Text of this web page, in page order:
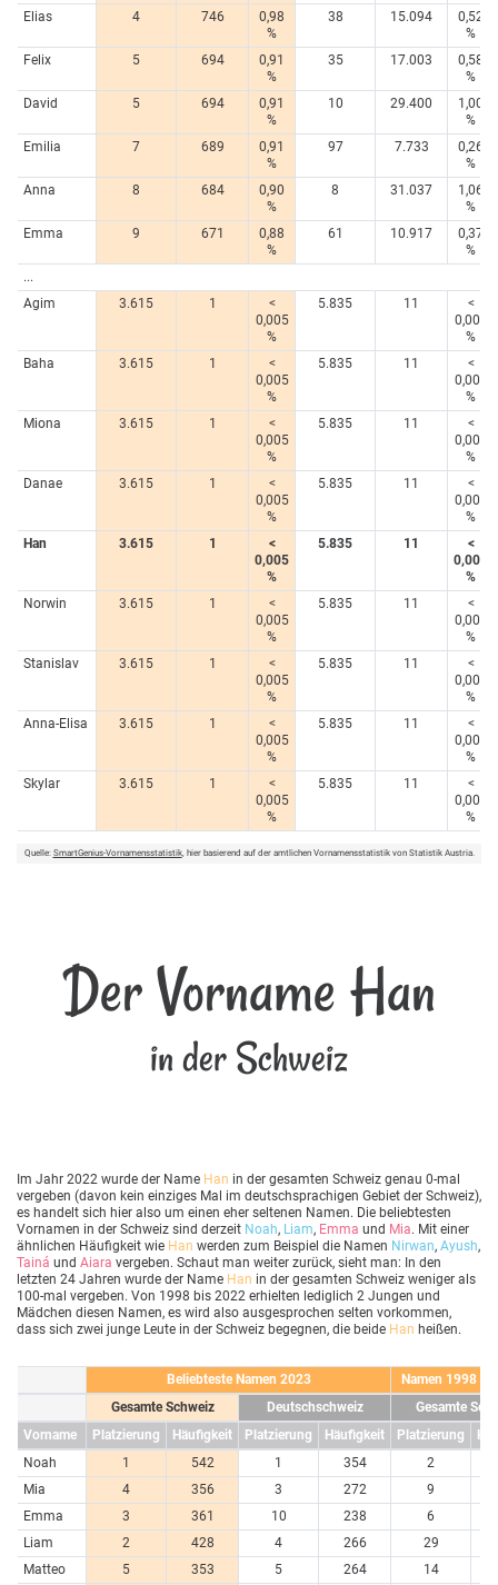
Elias
4 746
0,98
%
38 15.094
0,52
%
Felix
5 694
0,91
%
35 17.003
0,58
%
David
5 694
0,91
%
10 29.400
1,00
%
Emilia
7 689
0,91
%
97 7.733
0,26
%
Anna
8 684
0,90
%
8 31.037
1,06
%
Emma
9 671
0,88
%
61 10.917
0,37
%
...
Agim
3.615 1
<
0,005
%
5.835 11
<
0,005
%
Baha
3.615 1
<
0,005
%
5.835 11
<
0,005
%
Miona
3.615 1
<
0,005
%
5.835 11
<
0,005
%
Danae
3.615 1
<
0,005
%
5.835 11
<
0,005
%
Han
3.615 1
<
0,005
%
5.835 11
<
0,005
%
Norwin
3.615 1
<
0,005
%
5.835 11
<
0,005
%
Stanislav
3.615 1
<
0,005
%
5.835 11
<
0,005
%
Anna-Elisa
3.615 1
<
0,005
%
5.835 11
<
0,005
%
Skylar
3.615 1
<
0,005
%
5.835 11
<
0,005
%
Quelle: SmartGenius-Vornamensstatistik, hier basierend auf der amtlichen Vornamensstatistik von Statistik Austria.
Der Vorname Han
in der Schweiz
Im Jahr 2022 wurde der Name Han in der gesamten Schweiz genau 0-mal
vergeben (davon kein einziges Mal im deutschsprachigen Gebiet der Schweiz),
es handelt sich hier also um einen eher seltenen Namen. Die beliebtesten
Vornamen in der Schweiz sind derzeit Noah, Liam, Emma und Mia. Mit einer
ähnlichen Häufigkeit wie Han werden zum Beispiel die Namen Nirwan, Ayush,
Tainá und Aiara vergeben. Schaut man weiter zurück, sieht man: In den
letzten 24 Jahren wurde der Name Han in der gesamten Schweiz weniger als
100-mal vergeben. Von 1998 bis 2022 erhielten lediglich 2 Jungen und
Mädchen diesen Namen, es wird also ausgesprochen selten vorkommen,
dass sich zwei junge Leute in der Schweiz begegnen, die beide Han heißen.
Beliebteste Namen 2023
Namen 1998
Gesamte Schweiz
Deutschschweiz
Gesamte
Vorname
Platzierung Häufigkeit Platzierung Häufigkeit Platzierung
Noah
1 542 1 354 2
Mia
4 356 3 272 9
Emma
3 361 10 238 6
Liam
2 428 4 266 29
Matteo
5 353 5 264 14